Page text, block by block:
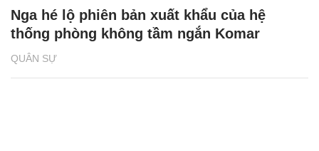
QUÂN SỰ
Nga hé lộ phiên bản xuất khẩu của hệ
thống phòng không tầm ngắn Komar